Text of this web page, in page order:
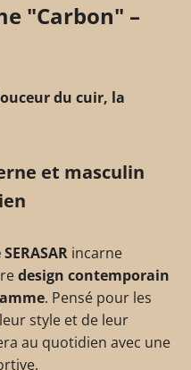
"Carbon" –
du cuir, la
et masculin
incarne
design contemporain
. Pensé pour les
style et de leur
au quotidien avec une